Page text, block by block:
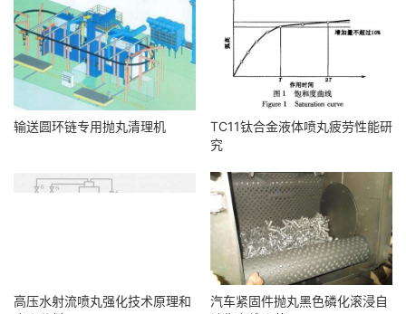
输送圆环链专用抛丸清理机
TC11钛合金液体喷丸疲劳性能研
究
高压水射流喷丸强化技术原理和
汽车紧固件抛丸黑色磷化滚浸自